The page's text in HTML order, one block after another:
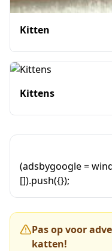
Kitten
Kittens
(adsbygoogle =
[]).push({});
Pas op voor
katten!